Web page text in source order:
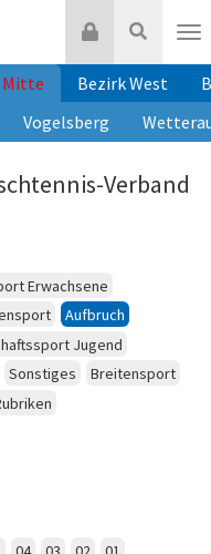
Suche
Login
Mitte Bezirk West
Vogelsberg
Verband
Erwachsene
Aufbruch
Jugend
Sonstiges
Breitensport